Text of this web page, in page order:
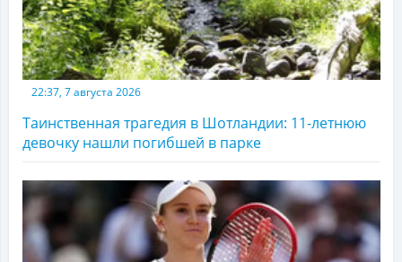
22:37, 7 августа 2026
Таинственная трагедия в Шотландии: 11-летнюю
девочку нашли погибшей в парке